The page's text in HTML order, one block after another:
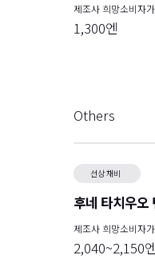
제조사 희망소비자
1,300엔
Others
선상 채비
후네 타치우
제조사 희망소비자
2,040~2,150엔